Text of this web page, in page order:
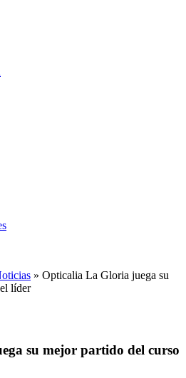
» Opticalia La Gloria juega su
líder
su mejor partido del curso